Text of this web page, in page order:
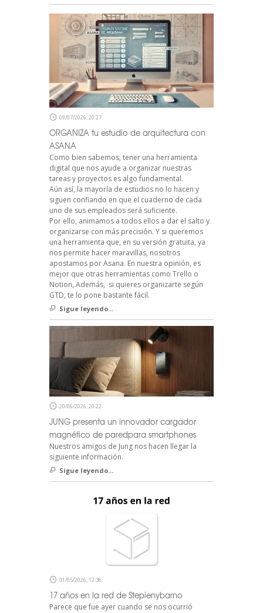
09/07/2026, 20:27
ORGANIZA tu estudio de arquitectura con
ASANA
Como bien sabemos, tener una herramienta
digital que nos ayude a organizar nuestras
tareas y proyectos es algo fundamental.
Aún así, la mayoría de estudios no lo hacen y
siguen confiando en que el cuaderno de cada
uno de sus empleados será suficiente.
Por ello, animamos a todos ellos a dar el salto y
organizarse con más precisión. Y si queremos
una herramienta que, en su versión gratuita, ya
nos permite hacer maravillas, nosotros
apostamos por Asana. En nuestra opinión, es
mejor que otras herramientas como Trello o
Notion, Además, si quieres organizarte según
GTD, te lo pone bastante fácil.
Sigue leyendo...
20/06/2026, 20:22
JUNG presenta un innovador cargador
magnético de paredpara smartphones
Nuestros amigos de Jung nos hacen llegar la
siguiente información.
Sigue leyendo...
01/05/2026, 12:36
17 años en la red de Stepienybarno
Parece que fue ayer cuando se nos ocurrió